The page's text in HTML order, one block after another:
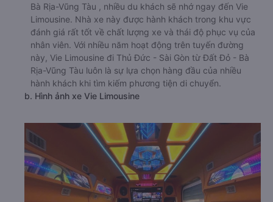
Bà Rịa-Vũng Tàu , nhiều du khách sẽ nhớ ngay đến Vie
Limousine. Nhà xe này được hành khách trong khu vực
đánh giá rất tốt về chất lượng xe và thái độ phục vụ của
nhân viên. Với nhiều năm hoạt động trên tuyến đường
này, Vie Limousine đi Thủ Đức - Sài Gòn từ Đất Đỏ - Bà
Rịa-Vũng Tàu luôn là sự lựa chọn hàng đầu của nhiều
hành khách khi tìm kiếm phương tiện di chuyển.
b. Hình ảnh xe Vie Limousine